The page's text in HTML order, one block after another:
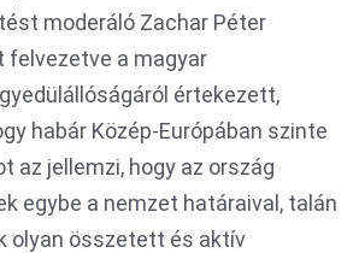
moderáló Zachar Péter
felvezetve a magyar
értekezett,
habár Közép-Európában szinte
az jellemzi, hogy az ország
egybe a nemzet határaival, talán
olyan összetett és aktív